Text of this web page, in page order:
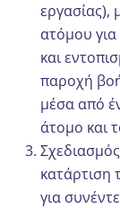
εργασίας),
ατόμου
και
παροχή
μέσα από
άτομο και
κατάρτιση
για